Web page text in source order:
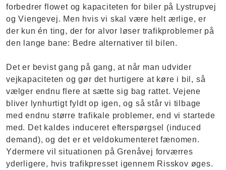
forbedrer flowet og kapaciteten for biler på Lystrupvej
og Viengevej. Men hvis vi skal være helt ærlige, er
der kun én ting, der for alvor løser trafikproblemer på
den lange bane: Bedre alternativer til bilen.
Det er bevist gang på gang, at når man udvider
vejkapaciteten og gør det hurtigere at køre i bil, så
vælger endnu flere at sætte sig bag rattet. Vejene
bliver lynhurtigt fyldt op igen, og så står vi tilbage
med endnu større trafikale problemer, end vi startede
med. Det kaldes induceret efterspørgsel (induced
demand), og det er et veldokumenteret fænomen.
Ydermere vil situationen på Grenåvej forværres
yderligere, hvis trafikpresset igennem Risskov øges.